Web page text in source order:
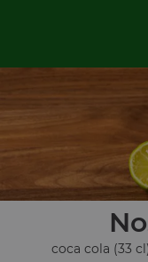
coca cola (33